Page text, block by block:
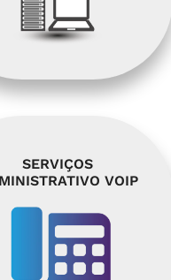
SERVIÇOS
VOIP